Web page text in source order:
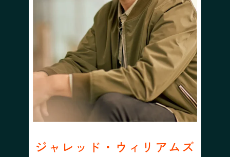
ジャレッド・ウィリアムズ